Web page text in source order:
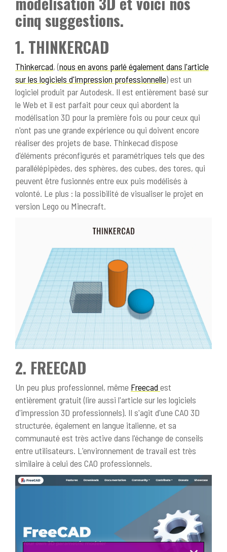
cinq suggestions.
1. THINKERCAD
Thinkercad, (nous en avons parlé également dans l'article
sur les logiciels d'impression professionnelle) est un
logiciel produit par Autodesk. Il est entièrement basé sur
le Web et il est parfait pour ceux qui abordent la
modélisation 3D pour la première fois ou pour ceux qui
n'ont pas une grande expérience ou qui doivent encore
réaliser des projets de base. Thinkecad dispose
d'éléments préconfigurés et paramétriques tels que des
parallélépipèdes, des sphères, des cubes, des tores, qui
peuvent être fusionnés entre eux puis modélisés à
volonté. Le plus : la possibilité de visualiser le projet en
version Lego ou Minecraft.
2. FREECAD
Un peu plus professionnel, même Freecad est
entièrement gratuit (lire aussi l'article sur les logiciels
d'impression 3D professionnels). Il s'agit d'une CAO 3D
structurée, également en langue italienne, et sa
communauté est très active dans l'échange de conseils
entre utilisateurs. L'environnement de travail est très
similaire à celui des CAO professionnels.